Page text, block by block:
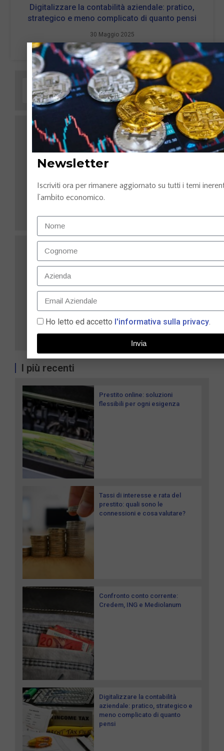
Digitalizzare la contabilità aziendale: pratico,
strategico e meno complicato di quanto pensi
30 Maggio 2025
LEGGI TUTTO »
I più recenti
Prestito online: soluzioni
flessibili per ogni esigenza
Tassi di interesse e rata del
prestito: quali sono le
connessioni e cosa valutare?
Confronto conto corrente:
Credem, ING e Mediolanum
Digitalizzare la contabilità
aziendale: pratico, strategico e
meno complicato di quanto
pensi
Newsletter
Iscriviti ora per rimanere aggiornato su tutti i temi
l’ambito economico.
Ho letto ed accetto l'informativa sulla privacy.
Invia